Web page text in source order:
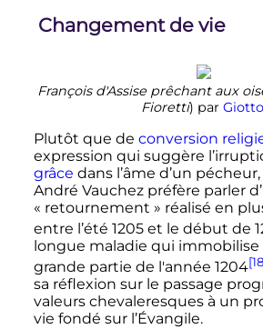
Changement de vie
François d'Assise prêchant aux
Fioretti) par Giotto
Plutôt que de conversion
expression qui suggère
grâce dans l’âme d’un
André Vauchez préfère parler
« retournement » réalisé en
entre l’été 1205 et le début de
longue maladie qui immobilise
grande partie de l'année 1204
sa réflexion sur le passage
valeurs chevaleresques à un
vie fondé sur l’Évangile.